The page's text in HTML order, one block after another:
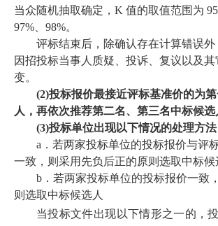
当众随机抽取确定，K 值的取值范围为
97%、98%。
评标结束后，除确认存在计算错误
因招投标当事人质疑、投诉、复议以及
变。
(2)投标报价最接近评标基准价的为
人，再依次推荐第二名、第三名中标候选
(3)投标单位出现以下情况的处理方法
a．若两家投标单位的投标报价与评
一致，则采用先负后正的原则选取中标候
b．若两家投标单位的投标报价一致
则选取中标候选人
当投标文件出现以下情形之一的，